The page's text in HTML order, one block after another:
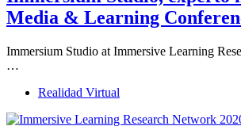
Media & Learning
Immersium Studio at Immersive Learning
…
Realidad Virtual